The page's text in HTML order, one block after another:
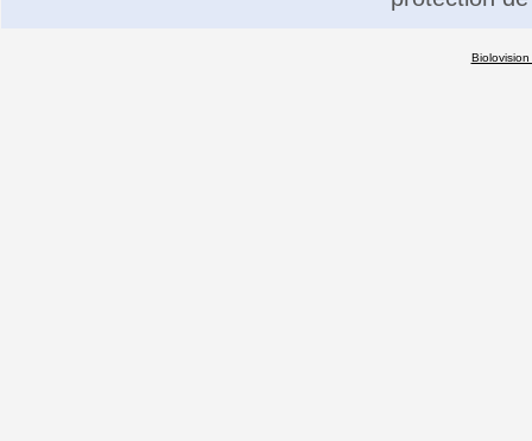
Biolovision